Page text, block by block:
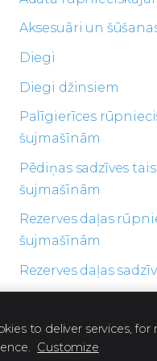
Aksesuāri un
Diegi
Diegi džinsiem
Palīgierīces
šujmašīnām
Pēdiņas sadzīves
šujmašīnām
Rezerves daļas
šujmašīnām
Rezerves daļas
to deliver services,
Customize